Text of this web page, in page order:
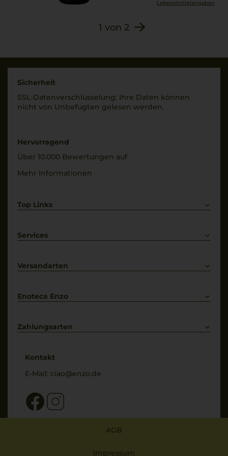
Lebensmittel­angaben
1 von 2
Sicherheit
SSL-Daten­verschlüs­selung: Ihre Daten können
nicht von Unbe­fugten gelesen werden.
Hervorragend
Über 10.000 Bewertungen auf
Mehr Informationen
Top Links
Weißwein
Services
Kontakt
Versandarten
Enoteca Enzo
Bewertungs-Richtlinien
Zahlungsarten
Kontakt
E-Mail: ciao@enzo.de
AGB
Impressum